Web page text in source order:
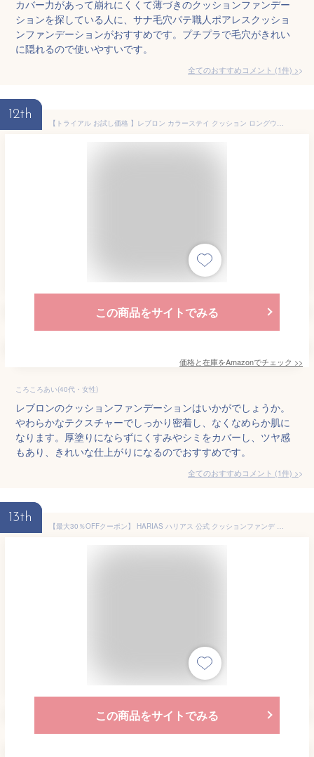
カバー力があって崩れにくくて薄づきのクッションファンデー
ションを探している人に、サナ毛穴パテ職人ポアレスクッショ
ンファンデーションがおすすめです。プチプラで毛穴がきれい
に隠れるので使いやすいです。
全てのおすすめコメント (1件) >
12th
【トライアル お試し価格 】レブロン カラーステイ クッション ロングウェア SP 004 バフ (明るい肌色) 14g クッションファンデ ファンデーション ベースメイク/REVLON COLORSTAY(TM) CUSHION LONGWEAR FOUNDATION 004 Buff 1 個
この商品をサイトでみる
価格と在庫をAmazonでチェック >>
ころころあい(40代・女性)
レブロンのクッションファンデーションはいかがでしょうか。
やわらかなテクスチャーでしっかり密着し、なくなめらか肌に
なります。厚塗りにならずにくすみやシミをカバーし、ツヤ感
もあり、きれいな仕上がりになるのでおすすめです。
全てのおすすめコメント (1件) >
13th
【最大30％OFFクーポン】 HARIAS ハリアス 公式 クッションファンデ レフィル 詰替え用 ファンデーション 高濃度 フラバンジェノール SPF50+ PA+++ UV 美白 保湿 シワ 改善 シミ 予防 ニキビ 肌荒れ ナイアシンアミド 詰替え
この商品をサイトでみる